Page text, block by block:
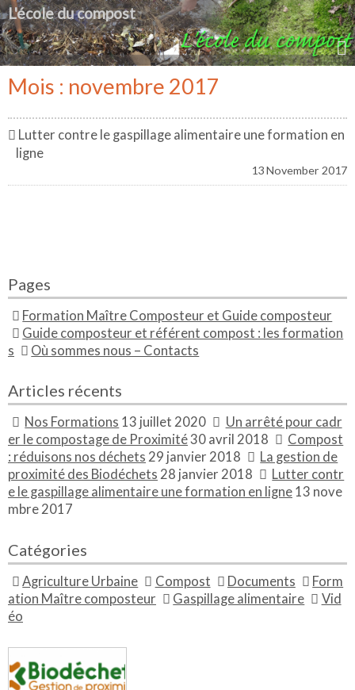
L'école du compost
Mois : novembre 2017
Lutter contre le gaspillage alimentaire une formation en
ligne
13 November 2017
Pages
Formation Maître Composteur et Guide composteur
Guide composteur et référent compost : les formation
s
Où sommes nous – Contacts
Articles récents
Nos Formations 13 juillet 2020
Un arrêté pour cadr
er le compostage de Proximité30 avril 2018
Compost
: réduisons nos déchets 29 janvier 2018
La gestion de
proximité des Biodéchets 28 janvier 2018
Lutter contr
e le gaspillage alimentaire une formation en ligne 13 nove
mbre 2017
Catégories
Agriculture Urbaine Compost Documents
Form
ation Maître composteur
Gaspillage alimentaire
Vid
éo